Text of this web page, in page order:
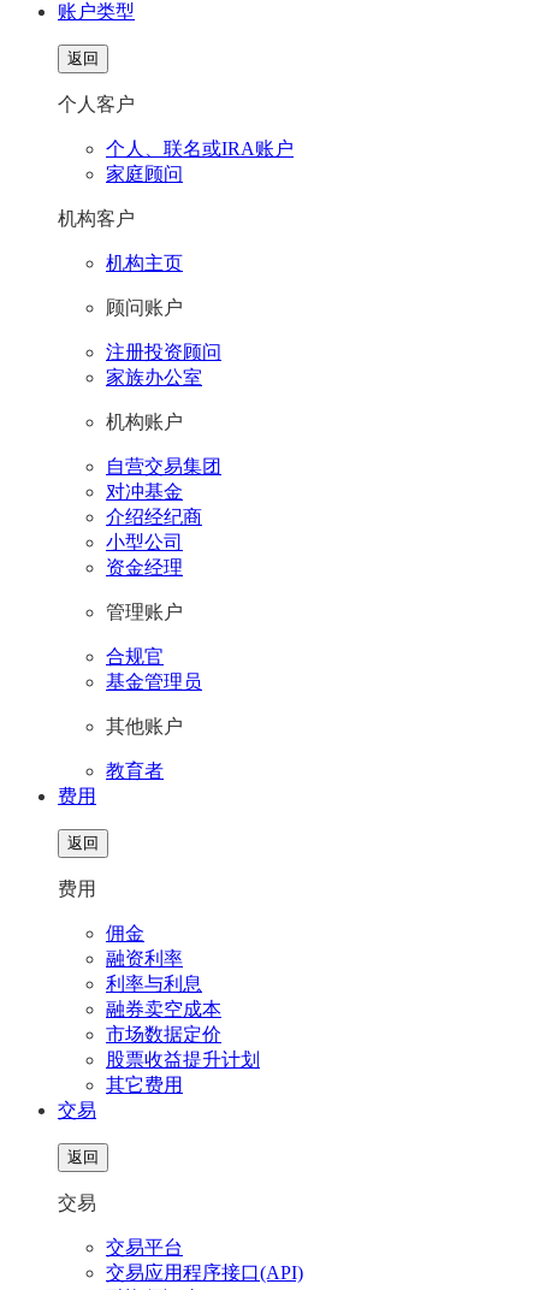
账户类型
返回
个人客户
个人、联名或IRA账户
家庭顾问
机构客户
机构主页
顾问账户
注册投资顾问
家族办公室
机构账户
自营交易集团
对冲基金
介绍经纪商
小型公司
资金经理
管理账户
合规官
基金管理员
其他账户
教育者
费用
返回
费用
佣金
融资利率
利率与利息
融券卖空成本
市场数据定价
股票收益提升计划
其它费用
交易
返回
交易
交易平台
交易应用程序接口(API)